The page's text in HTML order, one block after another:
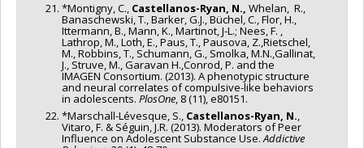
*Montigny, C., Castellanos-Ryan, N., Whelan, R.,
Banaschewski, T., Barker, G.J., Büchel, C., Flor, H.,
Ittermann, B., Mann, K., Martinot, J-L.; Nees, F. ,
Lathrop, M., Loth, E., Paus, T., Pausova, Z.,Rietschel,
M., Robbins, T., Schumann, G., Smolka, M.N.,Gallinat,
J., Struve, M., Garavan H.,Conrod, P. and the
IMAGEN Consortium. (2013). A phenotypic structure
and neural correlates of compulsive-like behaviors
in adolescents. PlosOne, 8 (11), e80151.
*Marschall-Lévesque, S., Castellanos-Ryan, N.
Vitaro, F. & Séguin, J.R. (2013). Moderators of Peer
Influence on Adolescent Substance Use. Addictive